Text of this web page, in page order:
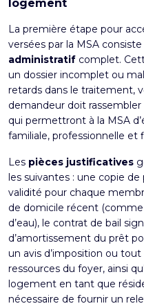
logement
La première étape pour
versées par la MSA consiste
administratif complet.
un dossier incomplet ou
retards dans le traitement,
demandeur doit
qui permettront à la MSA
familiale, professionnelle et
Les pièces justificatives
les suivantes : une copie
validité pour chaque
de domicile récent
d’eau), le contrat de bail
d’amortissement du prêt
un avis d’imposition ou
ressources du foyer, ainsi
logement en tant que
nécessaire de fournir un